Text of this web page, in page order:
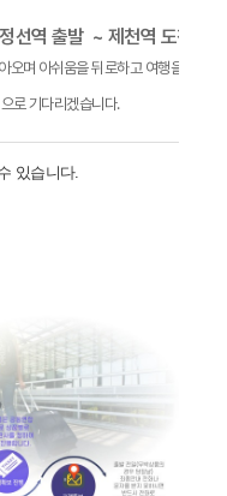
역 출발 ~ 제천역 도착
오며 아쉬움을 뒤로하고 여행을 마칩니
로 기다리겠습니다.
있습니다.